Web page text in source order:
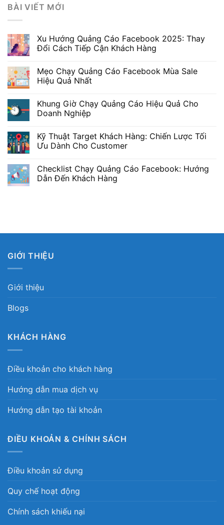
BÀI VIẾT MỚI
Xu Hướng Quảng Cáo Facebook 2025: Thay
Đổi Cách Tiếp Cận Khách Hàng
Mẹo Chạy Quảng Cáo Facebook Mùa Sale
Hiệu Quả Nhất
Khung Giờ Chạy Quảng Cáo Hiệu Quả Cho
Doanh Nghiệp
Kỹ Thuật Target Khách Hàng: Chiến Lược Tối
Ưu Dành Cho Customer
Checklist Chạy Quảng Cáo Facebook: Hướng
Dẫn Đến Khách Hàng
GIỚI THIỆU
Giới thiệu
Blogs
KHÁCH HÀNG
Điều khoản cho khách hàng
Hướng dẫn mua dịch vụ
Hướng dẫn tạo tài khoản
ĐIỀU KHOẢN & CHÍNH SÁCH
Điều khoản sử dụng
Quy chế hoạt động
Chính sách khiếu nại